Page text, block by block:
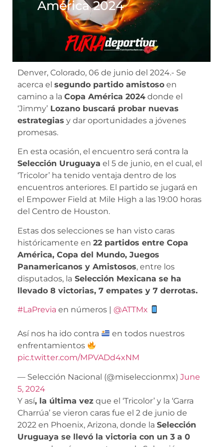
América 2024
Denver, Colorado, 06 de junio del 2024.- Se
acerca el segundo partido amistoso en
camino a la Copa América 2024 donde el
‘Jimmy’ Lozano buscará probar nuevas
estrategias y dar oportunidades a jóvenes
promesas.
En esta ocasión, el encuentro será contra la
Selección Uruguaya el 5 de junio, en el cual, el
‘Tricolor’ ha tenido ventaja dentro de los
encuentros anteriores. El partido se jugará en
el Empower Field at Mile High a las 19:00 horas
del Centro de Houston.
Estas dos selecciones se han visto caras
históricamente en 22 partidos entre Copa
América, Copa del Mundo, Juegos
Panamericanos y Amistosos, entre los
disputados, la Selección Mexicana se ha
llevado 8 victorias, 7 empates y 7 derrotas.
#LaPrevia en números | @ATTMx
Así nos ha ido contra
en todos nuestros
enfrentamientos
pic.twitter.com/MPVADd4xNM
— Selección Nacional (@miseleccionmx) June
5, 2024
Y así, la última vez que el ‘Tricolor’ y la ‘Garra
Charrúa’ se vieron caras fue el 2 de junio de
2022 en Phoenix, Arizona, donde la Selección
Uruguaya se llevó la victoria con un 3 a 0